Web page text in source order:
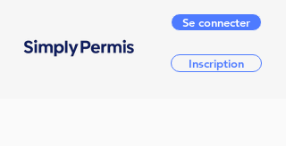
Se connecter
Inscription